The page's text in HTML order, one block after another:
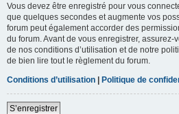
Vous devez être enregistré pour vous
que quelques secondes et augmente vos
forum peut également accorder des
du forum. Avant de vous enregistrer, assurez-
de nos conditions d’utilisation et de notre
de bien lire tout le règlement du forum.
Conditions d’utilisation | Politique de
S’enregistrer